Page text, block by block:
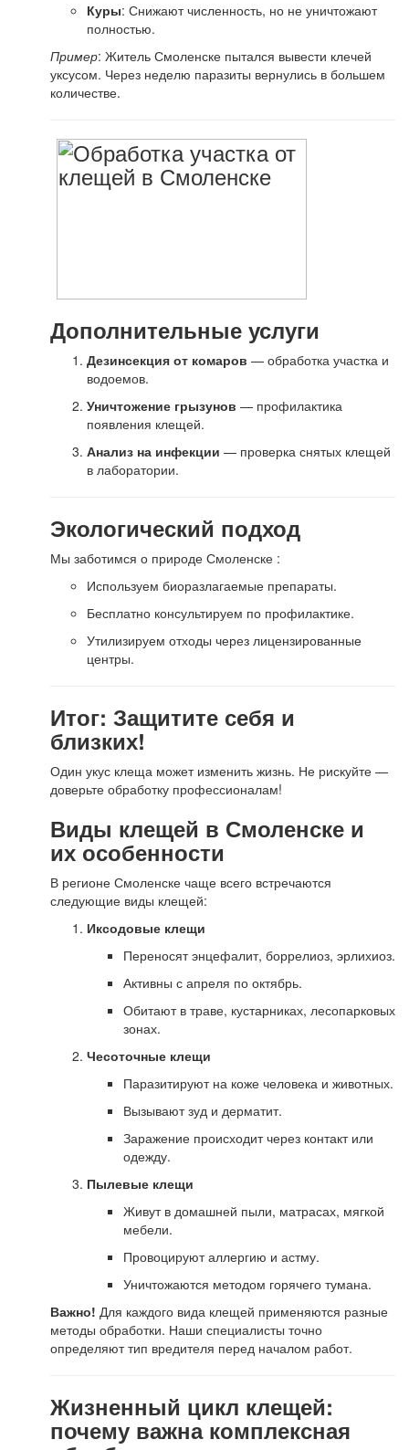
Куры: Снижают численность, но не уничтожают
полностью.
Пример: Житель Смоленске пытался вывести клечей
уксусом. Через неделю паразиты вернулись в большем
количестве.
Дополнительные услуги
Дезинсекция от комаров — обработка участка и
водоемов.
Уничтожение грызунов — профилактика
появления клещей.
Анализ на инфекции — проверка снятых клещей
в лаборатории.
Экологический подход
Мы заботимся о природе Смоленске :
Используем биоразлагаемые препараты.
Бесплатно консультируем по профилактике.
Утилизируем отходы через лицензированные
центры.
Итог: Защитите себя и
близких!
Один укус клеща может изменить жизнь. Не рискуйте —
доверьте обработку профессионалам!
Виды клещей в Смоленске и
их особенности
В регионе Смоленске чаще всего встречаются
следующие виды клещей:
Иксодовые клещи
Переносят энцефалит, боррелиоз, эрлихиоз.
Активны с апреля по октябрь.
Обитают в траве, кустарниках, лесопарковых
зонах.
Чесоточные клещи
Паразитируют на коже человека и животных.
Вызывают зуд и дерматит.
Заражение происходит через контакт или
одежду.
Пылевые клещи
Живут в домашней пыли, матрасах, мягкой
мебели.
Провоцируют аллергию и астму.
Уничтожаются методом горячего тумана.
Важно! Для каждого вида клещей применяются разные
методы обработки. Наши специалисты точно
определяют тип вредителя перед началом работ.
Жизненный цикл клещей:
почему важна комплексная